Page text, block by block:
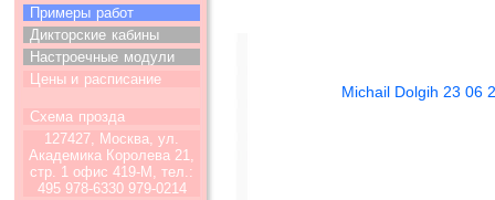
Примеры работ
Дикторские кабины
Настроечные модули
Цены и расписание
Схема прозда
127427, Москва, ул.
Академика Королева 21,
стр. 1 офис 419-М, тел.:
495 978-6330 979-0214
Michail Dolgih 23 06